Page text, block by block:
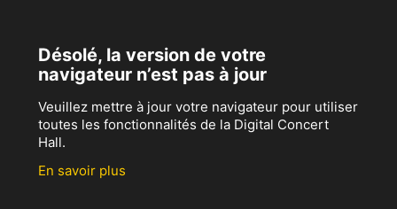
Désolé, la version de votre
navigateur n’est pas à jour
Veuillez mettre à jour votre navigateur pour utiliser
toutes les fonctionnalités de la Digital Concert
Hall.
En savoir plus